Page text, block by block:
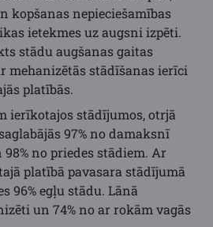
kopšanas nepieciešamības
ietekmes uz augsni izpēti.
stādu augšanas gaitas
mehanizētās stādīšanas ierīci
platībās.
ierīkotajos stādījumos, otrjā
97% no damaksnī
no priedes stādiem. Ar
platībā pavasara stādījumā
96% egļu stādu. Lānā
un 74% no ar rokām vagās